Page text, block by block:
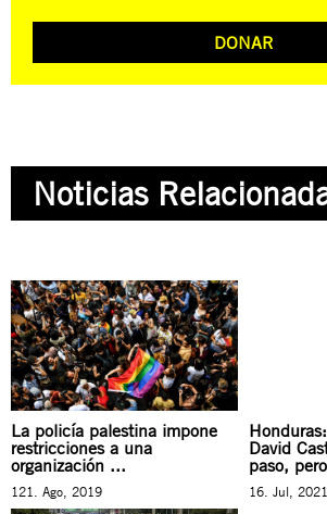
DONAR
Noticias
La policía palestina impone
restricciones a una
organización ...
121. Ago, 2019
David
paso,
16. Jul, 2021